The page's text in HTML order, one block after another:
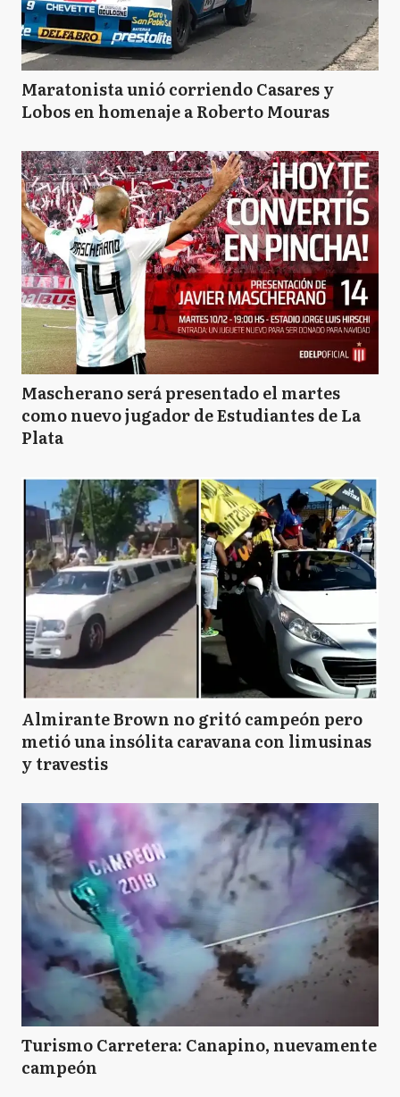
Maratonista unió corriendo Casares y
Lobos en homenaje a Roberto Mouras
Mascherano será presentado el martes
como nuevo jugador de Estudiantes de La
Plata
Almirante Brown no gritó campeón pero
metió una insólita caravana con limusinas
y travestis
Turismo Carretera: Canapino, nuevamente
campeón